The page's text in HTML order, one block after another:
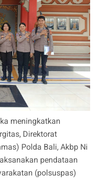
meningkatkan
Direktorat
Polda Bali, Akbp Ni
pendataan
(polsuspas)